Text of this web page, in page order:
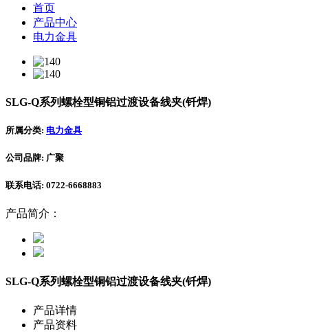
首页
产品中心
电力金具
SLG-Q系列螺栓型铜铝过渡设备线夹(钎焊)
所属分类: 电力金具
公司品牌: 广聚
联系电话: 0722-6668883
产品简介：
SLG-Q系列螺栓型铜铝过渡设备线夹(钎焊)
产品详情
产品资料